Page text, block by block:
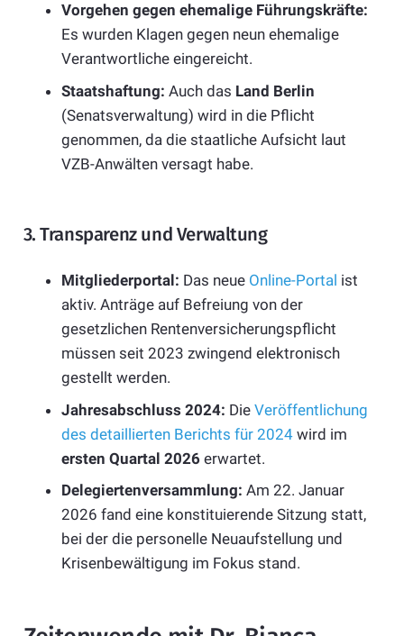
Vorgehen gegen ehemalige Führungskräfte:
Es wurden Klagen gegen neun ehemalige
Verantwortliche eingereicht.
Staatshaftung: Auch das Land Berlin
(Senatsverwaltung) wird in die Pflicht
genommen, da die staatliche Aufsicht laut
VZB-Anwälten versagt habe.
3. Transparenz und Verwaltung
Mitgliederportal: Das neue Online-Portal ist
aktiv. Anträge auf Befreiung von der
gesetzlichen Rentenversicherungspflicht
müssen seit 2023 zwingend elektronisch
gestellt werden.
Jahresabschluss 2024: Die Veröffentlichung
des detaillierten Berichts für 2024 wird im
ersten Quartal 2026 erwartet.
Delegiertenversammlung: Am 22. Januar
2026 fand eine konstituierende Sitzung statt,
bei der die personelle Neuaufstellung und
Krisenbewältigung im Fokus stand.